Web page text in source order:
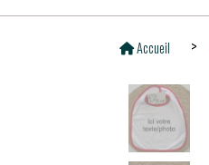
Accueil